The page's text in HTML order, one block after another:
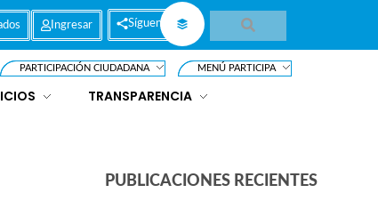
Ingresar Síguenos
PARTICIPACIÓN CIUDADANA MENÚ PARTICIPA
TRANSPARENCIA
PUBLICACIONES RECIENTES